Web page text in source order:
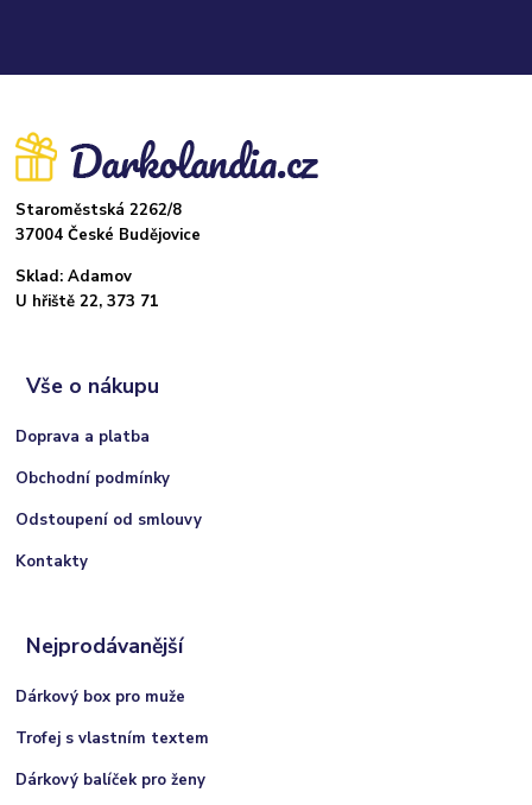
Staroměstská 2262/8
37004 České Budějovice
Sklad: Adamov
U hřiště 22, 373 71
Vše o nákupu
Doprava a platba
Obchodní podmínky
Odstoupení od smlouvy
Kontakty
Nejprodávanější
Dárkový box pro muže
Trofej s vlastním textem
Dárkový balíček pro ženy